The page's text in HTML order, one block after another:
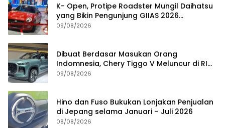
K- Open, Protipe Roadster Mungil Daihatsu
yang Bikin Pengunjung GIIAS 2026
Penasaran
09/08/2026
Dibuat Berdasar Masukan Orang
Indomnesia, Chery Tiggo V Meluncur di RI
Kuartal IV Tahun Ini
09/08/2026
Hino dan Fuso Bukukan Lonjakan Penjualan
di Jepang selama Januari – Juli 2026
08/08/2026